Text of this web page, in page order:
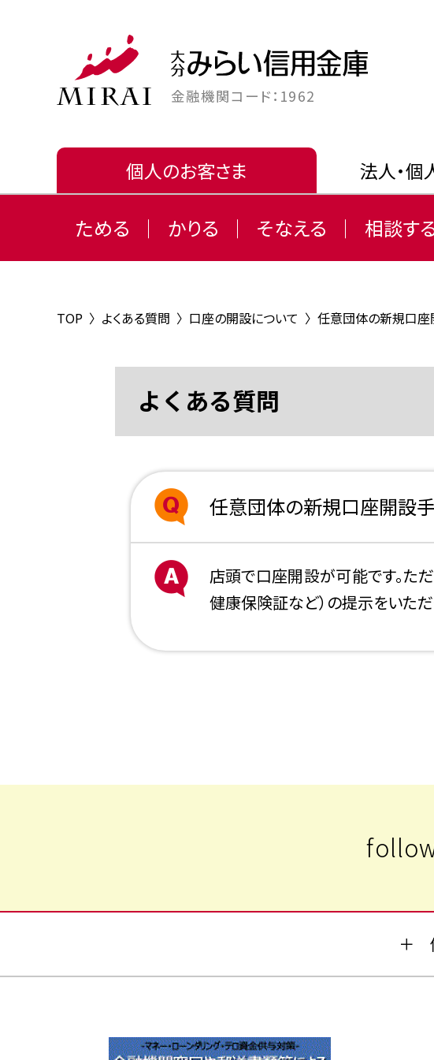
金融機関コード：1962
個人のお客さま
ためる かりる そなえる 相談す
法人・個
TOP 〉 よくある質問 〉 口座の開設について 〉 任意団体の新規口座
よくある質問
任意団体の新規口座開設手
店頭で口座開設が可能です。た
健康保険証など）の提示をいただ